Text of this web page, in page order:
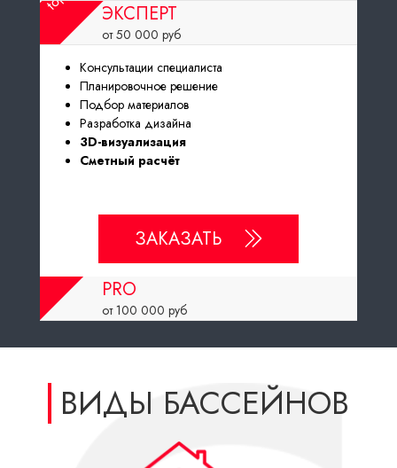
ЭКСПЕРТ
от 50 000 руб
Консультации специалиста
Планировочное решение
Подбор материалов
Разработка дизайна
3D-визуализация
Сметный расчёт
ЗАКАЗАТЬ
PRO
от 100 000 руб
ВИДЫ БАССЕЙНОВ